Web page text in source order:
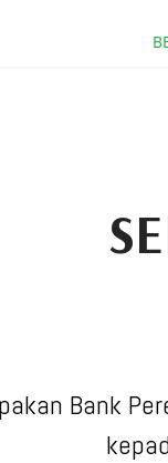
Bank